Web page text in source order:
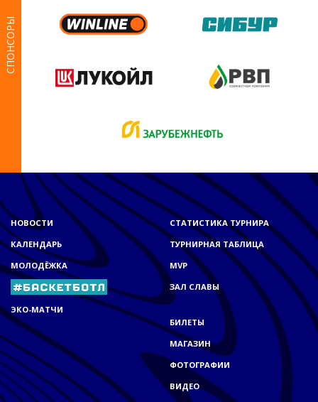
СПОНСОРЫ
НОВОСТИ
КАЛЕНДАРЬ
МОЛОДЁЖКА
ЭКО-МАТЧИ
СТАТИСТИКА ТУРНИРА
ТУРНИРНАЯ ТАБЛИЦА
MVP
ЗАЛ СЛАВЫ
БИЛЕТЫ
МАГАЗИН
ФОТОГРАФИИ
ВИДЕО